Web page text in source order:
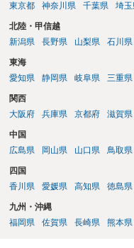
東京都
神奈川県 千葉県 埼玉
北陸・甲信越
新潟県
長野県 山梨県 石川県
東海
愛知県
静岡県 岐阜県 三重県
関西
大阪府
兵庫県 京都府 滋賀県
中国
広島県
岡山県 山口県 鳥取県
四国
香川県
愛媛県 高知県 徳島県
九州・沖縄
福岡県
佐賀県 長崎県 熊本県